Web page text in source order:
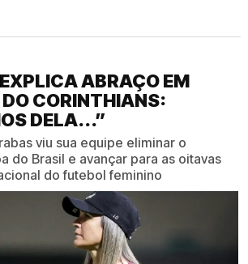
ABRAÇO EM
CORINTHIANS:
DELA...”
viu sua equipe eliminar o
do Brasil e avançar para as oitavas
do futebol feminino